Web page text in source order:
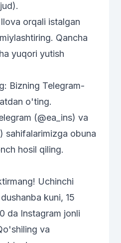
orqali istalgan
Qancha
yuqori yutish
Bizning Telegram-
o'ting.
(@ea_ins) va
sahifalarimizga obuna
hosil qiling.
Uchinchi
kuni, 15
da Instagram jonli
va